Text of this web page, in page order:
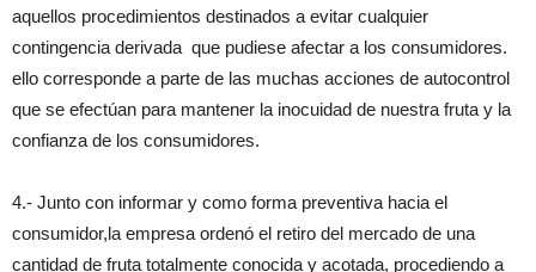
aquellos procedimientos destinados a evitar cualquier
contingencia derivada que pudiese afectar a los consumidores.
ello corresponde a parte de las muchas acciones de autocontrol
que se efectúan para mantener la inocuidad de nuestra fruta y la
confianza de los consumidores.
4.- Junto con informar y como forma preventiva hacia el
consumidor,la empresa ordenó el retiro del mercado de una
cantidad de fruta totalmente conocida y acotada, procediendo a